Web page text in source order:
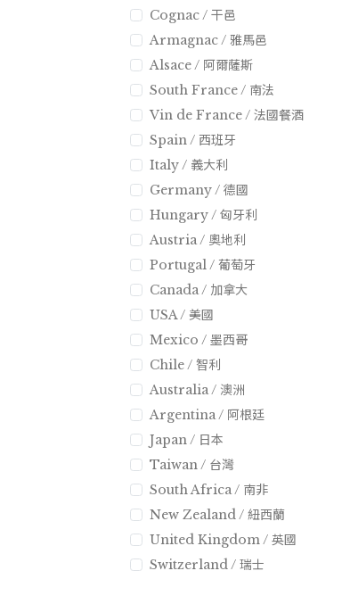
Cognac / 干邑
Armagnac / 雅馬邑
Alsace / 阿爾薩斯
South France / 南法
Vin de France / 法國餐酒
Spain / 西班牙
Italy / 義大利
Germany / 德國
Hungary / 匈牙利
Austria / 奧地利
Portugal / 葡萄牙
Canada / 加拿大
USA / 美國
Mexico / 墨西哥
Chile / 智利
Australia / 澳洲
Argentina / 阿根廷
Japan / 日本
Taiwan / 台灣
South Africa / 南非
New Zealand / 紐西蘭
United Kingdom / 英國
Switzerland / 瑞士